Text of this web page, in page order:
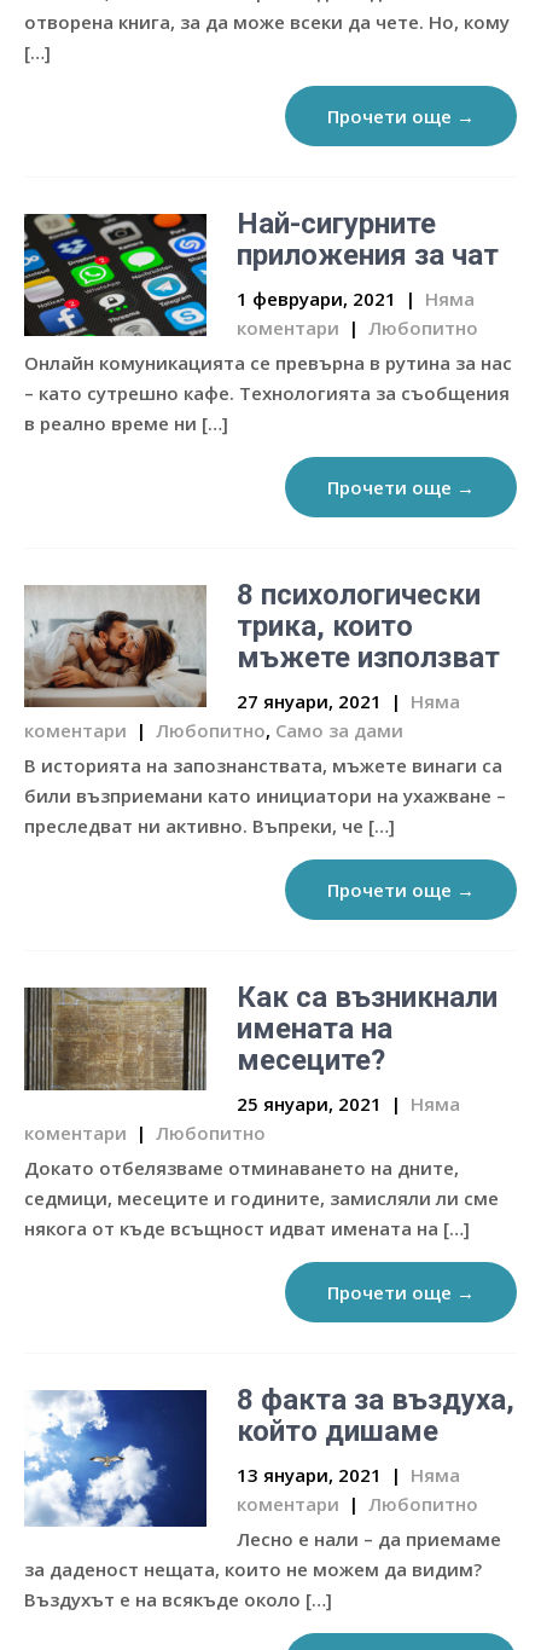
отворена книга, за да може всеки да чете. Но, кому
[…]
Прочети още →
Най-сигурните
приложения за чат
1 февруари, 2021 | Няма
коментари | Любопитно
Онлайн комуникацията се превърна в рутина за нас
– като сутрешно кафе. Технологията за съобщения
в реално време ни […]
Прочети още →
8 психологически
трика, които
мъжете използват
27 януари, 2021 | Няма
коментари | Любопитно, Само за дами
В историята на запознанствата, мъжете винаги са
били възприемани като инициатори на ухажване –
преследват ни активно. Въпреки, че […]
Прочети още →
Как са възникнали
имената на
месеците?
25 януари, 2021 | Няма
коментари | Любопитно
Докато отбелязваме отминаването на дните,
седмици, месеците и годините, замисляли ли сме
някога от къде всъщност идват имената на […]
Прочети още →
8 факта за въздуха,
който дишаме
13 януари, 2021 | Няма
коментари | Любопитно
Лесно е нали – да приемаме
за даденост нещата, които не можем да видим?
Въздухът е на всякъде около […]